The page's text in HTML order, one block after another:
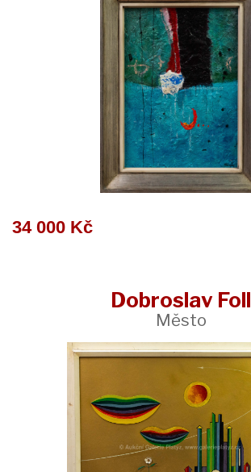
34 000 Kč
Dobroslav Foll
Město